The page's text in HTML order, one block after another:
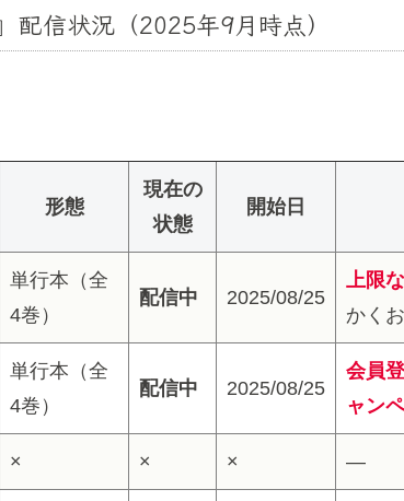
配信状況（2025年9月時点）
形態
現在の
状態
開始日
単行本（全
4巻）
配信中 2025/08/25
上限
かくお
単行本（全
4巻）
配信中 2025/08/25
会員
ャン
× × × ―